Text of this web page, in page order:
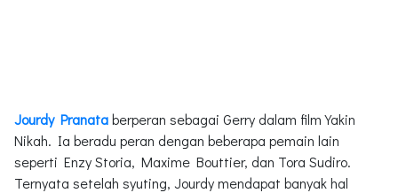
Jourdy Pranataberperan sebagai Gerry dalam film Yakin
Nikah. Ia beradu peran dengan beberapa pemain lain
seperti Enzy Storia, Maxime Bouttier, dan Tora Sudiro.
Ternyata setelah syuting, Jourdy mendapat banyak hal